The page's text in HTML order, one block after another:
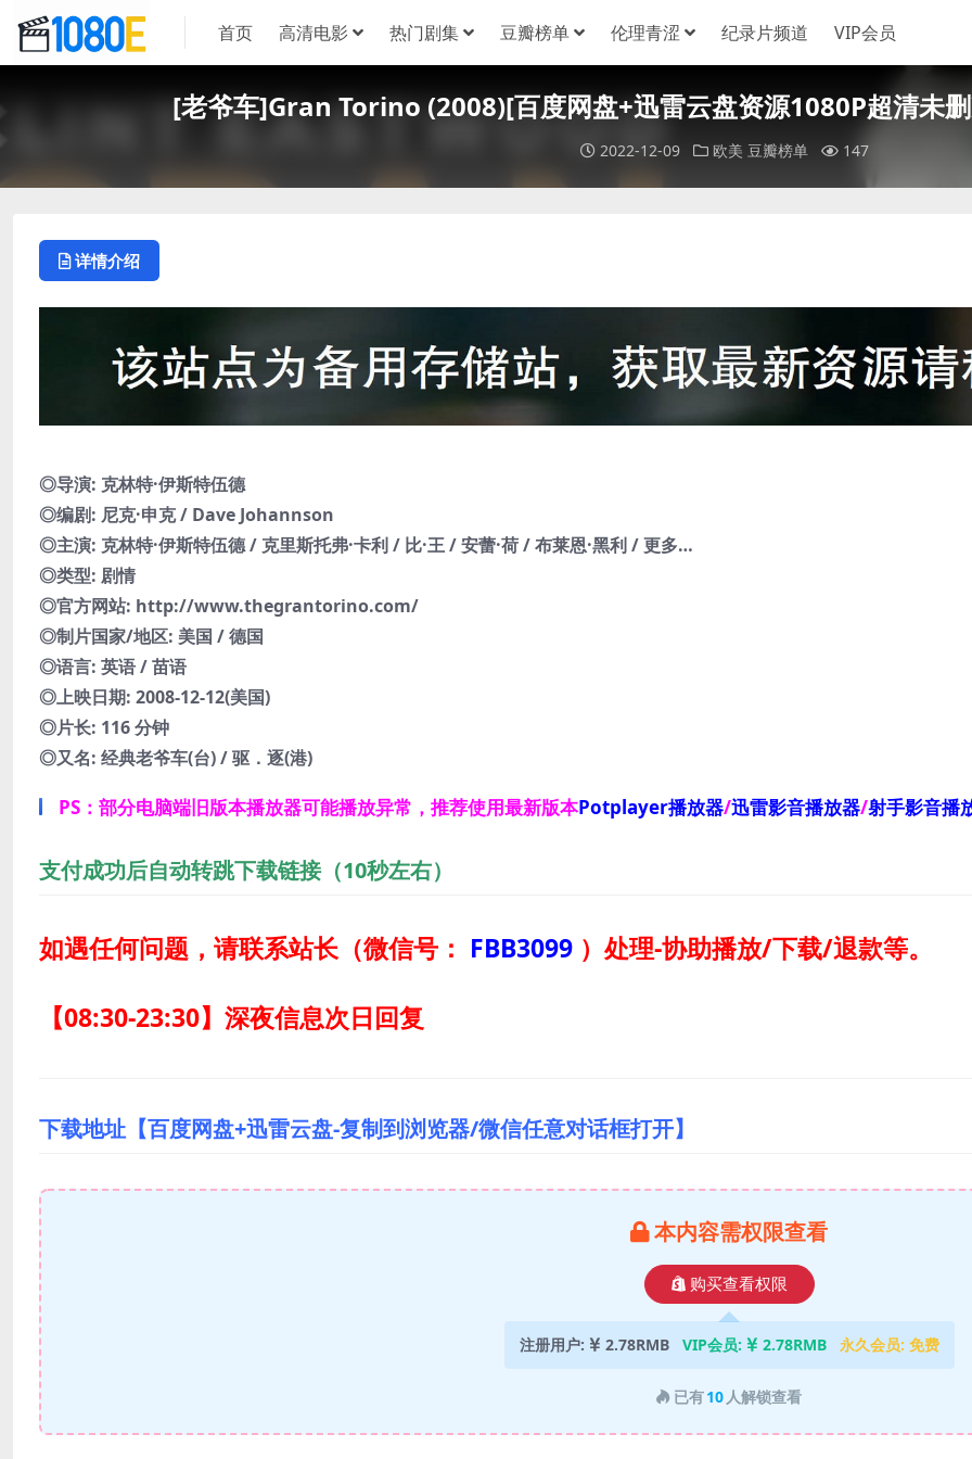
首页 高清电影 热门剧集 豆瓣榜单 伦理青涩 纪录片频道 VIP会员
[老爷车]Gran Torino (2008)[百度网盘+迅雷云盘资源1080P超清未
2022-12-09 欧美 豆瓣榜单 147
详情介绍
◎导演: 克林特·伊斯特伍德
◎编剧: 尼克·申克 / Dave Johannson
◎主演: 克林特·伊斯特伍德 / 克里斯托弗·卡利 / 比·王 / 安蕾·荷 / 布莱恩·黑利 / 更多…
◎类型: 剧情
◎官方网站: http://www.thegrantorino.com/
◎制片国家/地区: 美国 / 德国
◎语言: 英语 / 苗语
◎上映日期: 2008-12-12(美国)
◎片长: 116 分钟
◎又名: 经典老爷车(台) / 驱．逐(港)
PS：部分电脑端旧版本播放器可能播放异常，推荐使用最新版本Potplayer播放器/迅雷影音播放器/射手影音播
支付成功后自动转跳下载链接（10秒左右）
如遇任何问题，请联系站长（微信号： FBB3099 ） 处理-协助播放/下载/退款等。
【08:30-23:30】深夜信息次日回复
下载地址【百度网盘+迅雷云盘-复制到浏览器/微信任意对话框打开】
本内容需权限查看
购买查看权限
注册用户: 2.78RMB VIP会员: 2.78RMB 永久会员: 免费
已有10 人解锁查看